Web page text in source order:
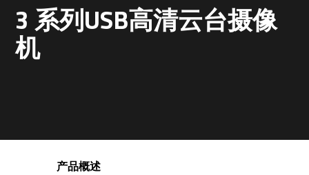
3 系列USB高清云台摄像
机
产品概述